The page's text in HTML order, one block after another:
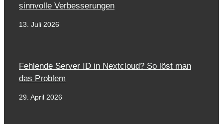
sinnvolle Verbesserungen
13. Juli 2026
Fehlende Server ID in Nextcloud? So löst man
das Problem
29. April 2026